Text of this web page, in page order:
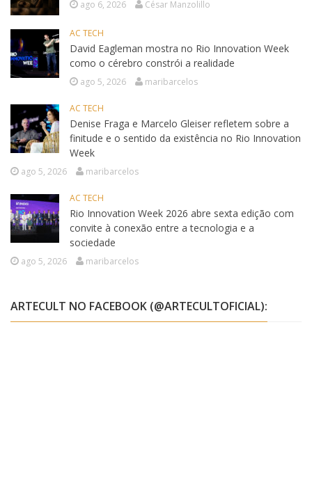
ago 6, 2026 César Manzolillo
AC TECH
David Eagleman mostra no Rio Innovation Week
como o cérebro constrói a realidade
ago 5, 2026 maribarcelos
AC TECH
Denise Fraga e Marcelo Gleiser refletem sobre a
finitude e o sentido da existência no Rio Innovation
Week
ago 5, 2026 maribarcelos
AC TECH
Rio Innovation Week 2026 abre sexta edição com
convite à conexão entre a tecnologia e a
sociedade
ago 5, 2026 maribarcelos
ARTECULT NO FACEBOOK (@ARTECULTOFICIAL):